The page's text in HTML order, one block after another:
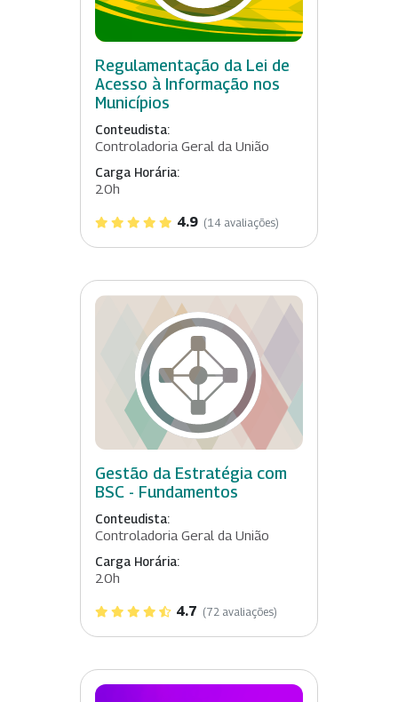
Regulamentação da Lei de
Acesso à Informação nos
Municípios
Conteudista:
Controladoria Geral da União
Carga Horária:
20h
4.9 (14 avaliações)
Gestão da Estratégia com
BSC - Fundamentos
Conteudista:
Controladoria Geral da União
Carga Horária:
20h
4.7 (72 avaliações)